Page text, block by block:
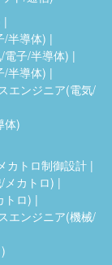
/半導体)
電子/半導体)
/半導体)
エンジニア(電気/
体)
メカトロ制御設計
メカトロ)
トロ)
エンジニア(機械/